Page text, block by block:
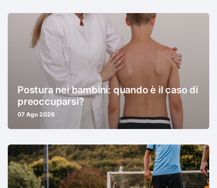
Postura nei bambini: quando è il caso di
preoccuparsi?
07 Ago 2026